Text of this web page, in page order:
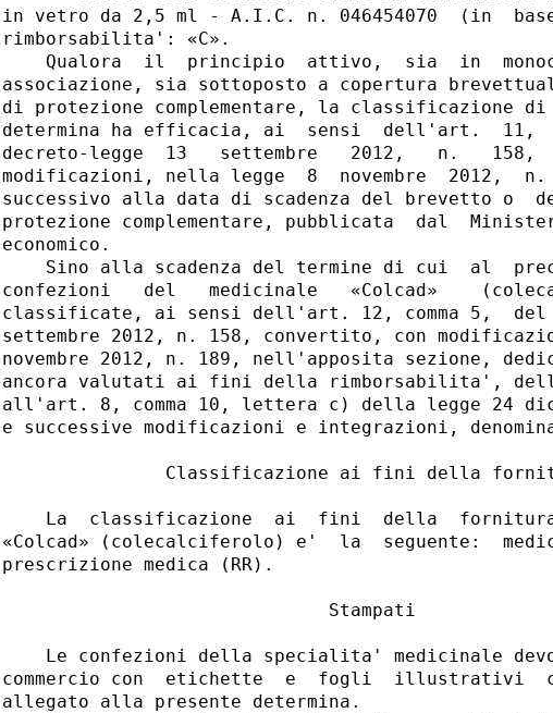
in vetro da 2,5 ml - A.I.C. n. 046454070  (in
rimborsabilita': «C».
Qualora  il  principio  attivo,  sia  in
associazione, sia sottoposto a copertura
di protezione complementare, la classificazione
determina ha efficacia, ai  sensi  dell'art.  11,
decreto-legge  13   settembre   2012,   n.
modificazioni, nella legge  8  novembre  2012,
successivo alla data di scadenza del brevetto o
protezione complementare, pubblicata  dal
economico.
Sino alla scadenza del termine di cui  al
confezioni   del   medicinale   «Colcad»
classificate, ai sensi dell'art. 12, comma 5,  del
settembre 2012, n. 158, convertito, con
novembre 2012, n. 189, nell'apposita sezione,
ancora valutati ai fini della rimborsabilita',
all'art. 8, comma 10, lettera c) della legge 24
e successive modificazioni e integrazioni,
Classificazione ai fini della
La  classificazione  ai  fini  della
«Colcad» (colecalciferolo) e'  la  seguente:
prescrizione medica (RR).
                              Stampati
Le confezioni della specialita' medicinale
commercio con  etichette  e  fogli  illustrativi
allegato alla presente determina.